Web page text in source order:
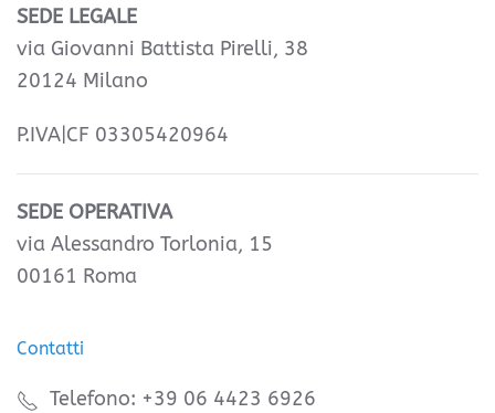
SEDE LEGALE
via Giovanni Battista Pirelli, 38
20124 Milano
P.IVA|CF 03305420964
SEDE OPERATIVA
via Alessandro Torlonia, 15
00161 Roma
Contatti
Telefono: +39 06 4423 6926